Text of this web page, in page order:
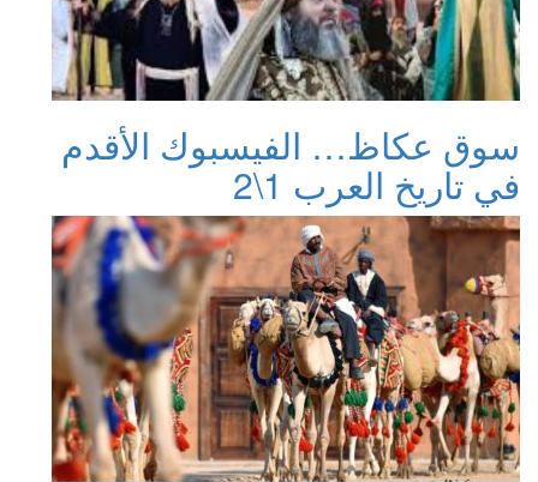
سوق عكاظ… الفيسبوك الأقدم
في تاريخ العرب 1\2